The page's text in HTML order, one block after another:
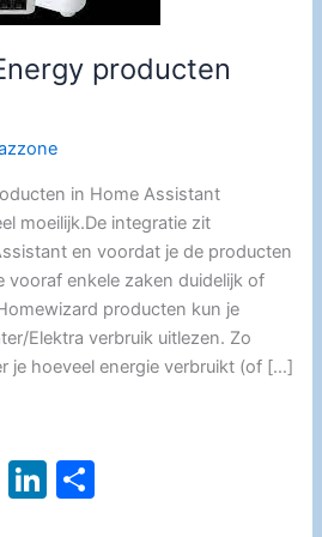
producten
in Home Assistant
moeilijk.De integratie zit
en voordat je de producten
vooraf enkele zaken duidelijk of
producten kun je
Elektra verbruik uitlezen. Zo
je hoeveel energie verbruikt (of […]
Pi Li